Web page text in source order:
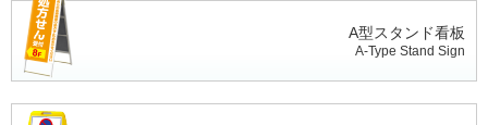
A型スタンド看板
A-Type Stand Sign